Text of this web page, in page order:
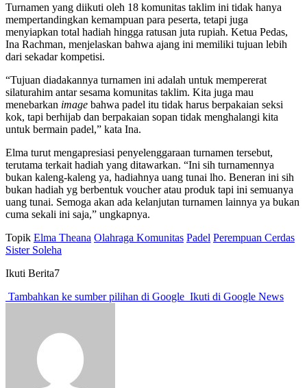
Turnamen yang diikuti oleh 18 komunitas taklim ini tidak hanya
mempertandingkan kemampuan para peserta, tetapi juga
menyiapkan total hadiah hingga ratusan juta rupiah. Ketua Pedas,
Ina Rachman, menjelaskan bahwa ajang ini memiliki tujuan lebih
dari sekadar kompetisi.
“Tujuan diadakannya turnamen ini adalah untuk mempererat
silaturahim antar sesama komunitas taklim. Kita juga mau
menebarkan image bahwa padel itu tidak harus berpakaian seksi
kok, tapi berhijab dan berpakaian sopan tidak menghalangi kita
untuk bermain padel,” kata Ina.
Elma turut mengapresiasi penyelenggaraan turnamen tersebut,
terutama terkait hadiah yang ditawarkan. “Ini sih turnamennya
bukan kaleng-kaleng ya, hadiahnya uang tunai lho. Beneran ini sih
bukan hadiah yg berbentuk voucher atau produk tapi ini semuanya
uang tunai. Semoga akan ada kelanjutan turnamen lainnya ya bukan
cuma sekali ini saja,” ungkapnya.
Topik Elma Theana Olahraga Komunitas Padel Perempuan Cerdas
Sister Soleha
Ikuti Berita7
Tambahkan ke sumber pilihan di Google Ikuti di Google News